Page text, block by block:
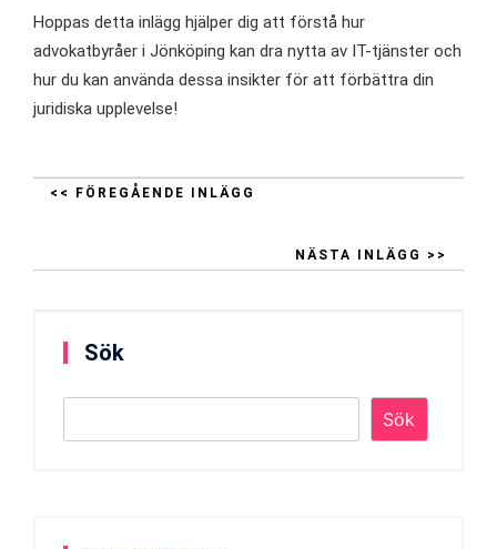
Hoppas detta inlägg hjälper dig att förstå hur
advokatbyråer i Jönköping kan dra nytta av IT-tjänster och
hur du kan använda dessa insikter för att förbättra din
juridiska upplevelse!
<< FÖREGÅENDE INLÄGG
NÄSTA INLÄGG >>
Sök
Sök